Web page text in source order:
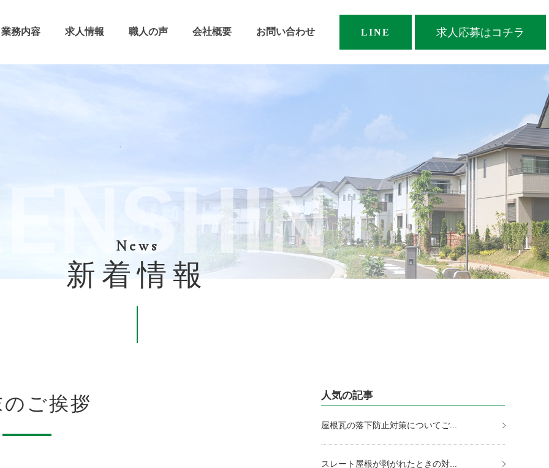
業務内容 求人情報 職人の声 会社概要 お問い合わせ LINE 求人応募はコチラ
News
新着情報
ご挨拶 人気の記事
屋根瓦の落下防止対策についてご...
スレート屋根が剥がれたときの対...